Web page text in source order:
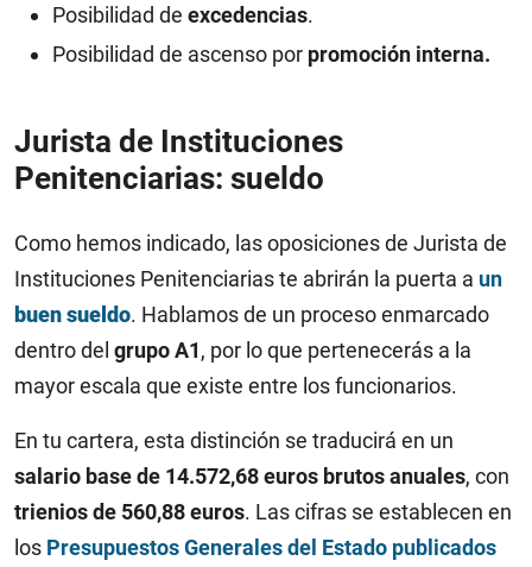
Posibilidad de excedencias.
Posibilidad de ascenso por promoción interna.
Jurista de Instituciones
Penitenciarias: sueldo
Como hemos indicado, las oposiciones de Jurista de
Instituciones Penitenciarias te abrirán la puerta a un
buen sueldo. Hablamos de un proceso enmarcado
dentro del grupo A1, por lo que pertenecerás a la
mayor escala que existe entre los funcionarios.
En tu cartera, esta distinción se traducirá en un
salario base de 14.572,68 euros brutos anuales, con
trienios de 560,88 euros. Las cifras se establecen en
los Presupuestos Generales del Estado publicados